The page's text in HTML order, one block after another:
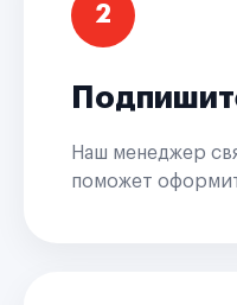
2
Наш менеджер
поможет